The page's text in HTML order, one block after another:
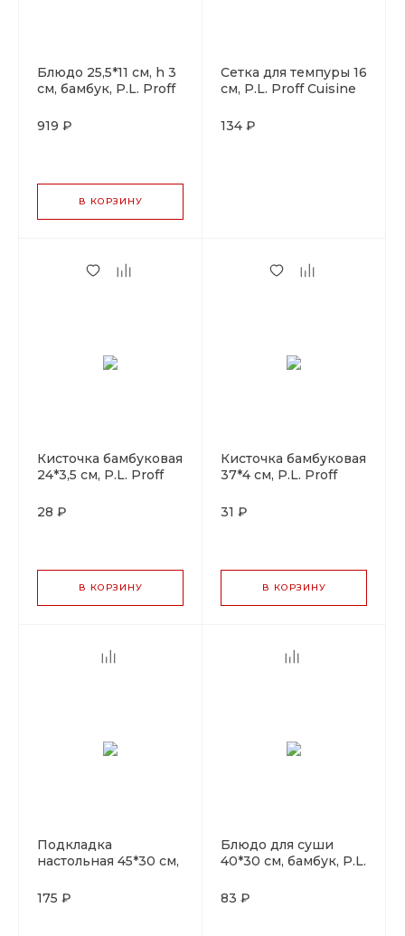
Блюдо 25,5*11 см, h 3
см, бамбук, P.L. Proff
919 ₽
В КОРЗИНУ
Сетка для темпуры 16
см, P.L. Proff Cuisine
134 ₽
Кисточка бамбуковая
24*3,5 см, P.L. Proff
28 ₽
В КОРЗИНУ
Кисточка бамбуковая
37*4 см, P.L. Proff
31 ₽
В КОРЗИНУ
Подкладка
настольная 45*30 см,
Cuisine
175 ₽
Блюдо для суши
40*30 см, бамбук, P.L.
83 ₽